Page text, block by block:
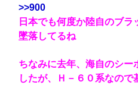
>>900
日本でも何度か陸自のブ
墜落してるね
ちなみに去年、海自のシー
したが、Ｈ－６０系なので